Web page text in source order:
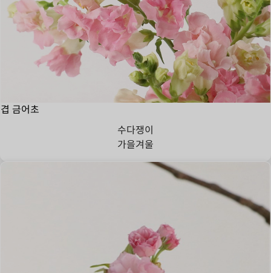
겹 금어초
수다쟁이
가을겨울